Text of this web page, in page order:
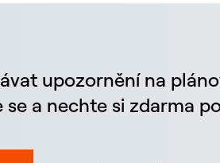
upozornění na
a nechte si zdarma